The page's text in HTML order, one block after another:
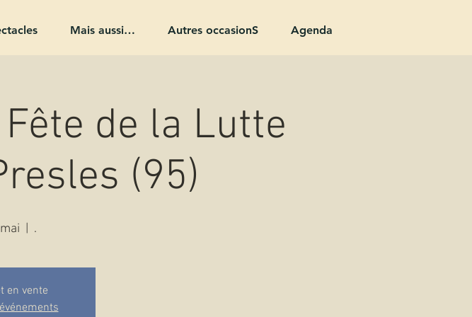
Mais aussi… Autres occasionS Agenda
de la Lutte
(95)
.
en vente